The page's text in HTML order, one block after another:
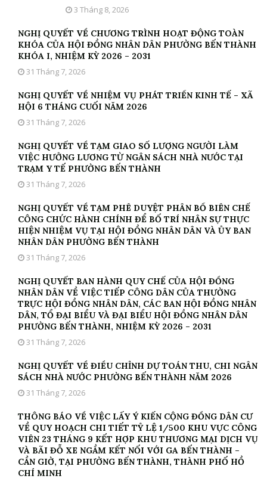
3 Tháng 8, 2026
NGHỊ QUYẾT VỀ CHƯƠNG TRÌNH HOẠT ĐỘNG TOÀN
KHÓA CỦA HỘI ĐỒNG NHÂN DÂN PHƯỜNG BẾN THÀNH
KHÓA I, NHIỆM KỲ 2026 – 2031
31 Tháng 7, 2026
NGHỊ QUYẾT VỀ NHIỆM VỤ PHÁT TRIỂN KINH TẾ – XÃ
HỘI 6 THÁNG CUỐI NĂM 2026
31 Tháng 7, 2026
NGHỊ QUYẾT VỀ TẠM GIAO SỐ LƯỢNG NGƯỜI LÀM
VIỆC HƯỞNG LƯƠNG TỪ NGÂN SÁCH NHÀ NƯỚC TẠI
TRẠM Y TẾ PHƯỜNG BẾN THÀNH
31 Tháng 7, 2026
NGHỊ QUYẾT VỀ TẠM PHÊ DUYỆT PHÂN BỔ BIÊN CHẾ
CÔNG CHỨC HÀNH CHÍNH ĐỂ BỐ TRÍ NHÂN SỰ THỰC
HIỆN NHIỆM VỤ TẠI HỘI ĐỒNG NHÂN DÂN VÀ ỦY BAN
NHÂN DÂN PHƯỜNG BẾN THÀNH
31 Tháng 7, 2026
NGHỊ QUYẾT BAN HÀNH QUY CHẾ CỦA HỘI ĐỒNG
NHÂN DÂN VỀ VIỆC TIẾP CÔNG DÂN CỦA THƯỜNG
TRỰC HỘI ĐỒNG NHÂN DÂN, CÁC BAN HỘI ĐỒNG NHÂN
DÂN, TỔ ĐẠI BIỂU VÀ ĐẠI BIỂU HỘI ĐỒNG NHÂN DÂN
PHƯỜNG BẾN THÀNH, NHIỆM KỲ 2026 – 2031
31 Tháng 7, 2026
NGHỊ QUYẾT VỀ ĐIỀU CHỈNH DỰ TOÁN THU, CHI NGÂN
SÁCH NHÀ NƯỚC PHƯỜNG BẾN THÀNH NĂM 2026
31 Tháng 7, 2026
THÔNG BÁO VỀ VIỆC LẤY Ý KIẾN CỘNG ĐỒNG DÂN CƯ
VỀ QUY HOẠCH CHI TIẾT TỶ LỆ 1/500 KHU VỰC CÔNG
VIÊN 23 THÁNG 9 KẾT HỢP KHU THƯƠNG MẠI DỊCH VỤ
VÀ BÃI ĐỖ XE NGẦM KẾT NỐI VỚI GA BẾN THÀNH –
CẦN GIỜ, TẠI PHƯỜNG BẾN THÀNH, THÀNH PHỐ HỒ
CHÍ MINH